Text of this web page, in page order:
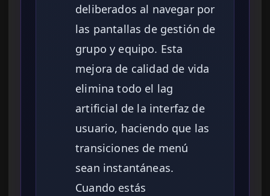
deliberados al navegar por
las pantallas de gestión de
grupo y equipo. Esta
mejora de calidad de vida
elimina todo el lag
artificial de la interfaz de
usuario, haciendo que las
transiciones de menú
sean instantáneas.
Cuando estás